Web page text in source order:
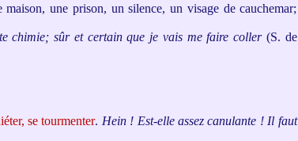
une prison, un silence, un visage de cauchemar;
chimie; sûr et certain que je vais me faire coller(S. de
se tourmenter. Hein ! Est-elle assez canulante ! Il faut